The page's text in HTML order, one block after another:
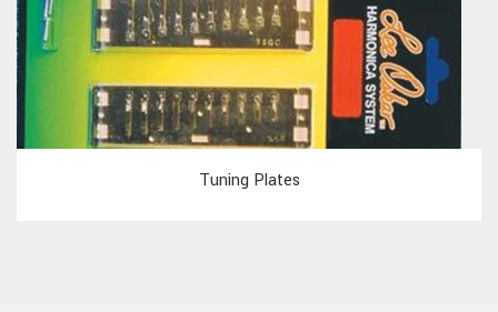
Tuning Plates